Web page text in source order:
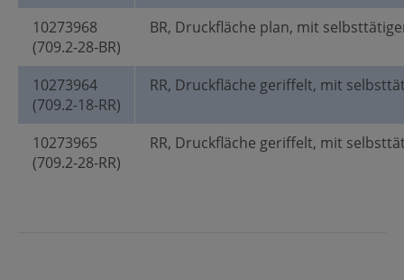
10273968
(709.2-28-BR)
BR, Druckfläche plan, mit
10273964
(709.2-18-RR)
RR, Druckfläche geriffelt, mit
10273965
(709.2-28-RR)
RR, Druckfläche geriffelt, mit